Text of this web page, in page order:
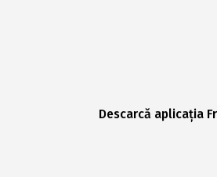
Descarcă aplicația